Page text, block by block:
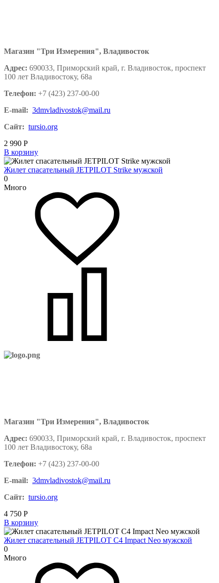
Магазин "Три Измерения", Владивосток
Адрес: 690033, Приморский край, г. Владивосток, проспект
100 лет Владивостоку, 68а
Телефон: +7 (423) 237-00-00
E-mail: 3dmvladivostok@mail.ru
Сайт: tursio.org
2 990 Р
В корзину
Жилет спасательный JETPILOT Strike мужской
0
Много
Магазин "Три Измерения", Владивосток
Адрес: 690033, Приморский край, г. Владивосток, проспект
100 лет Владивостоку, 68а
Телефон: +7 (423) 237-00-00
E-mail: 3dmvladivostok@mail.ru
Сайт: tursio.org
4 750 Р
В корзину
Жилет спасательный JETPILOT C4 Impact Neo мужской
0
Много